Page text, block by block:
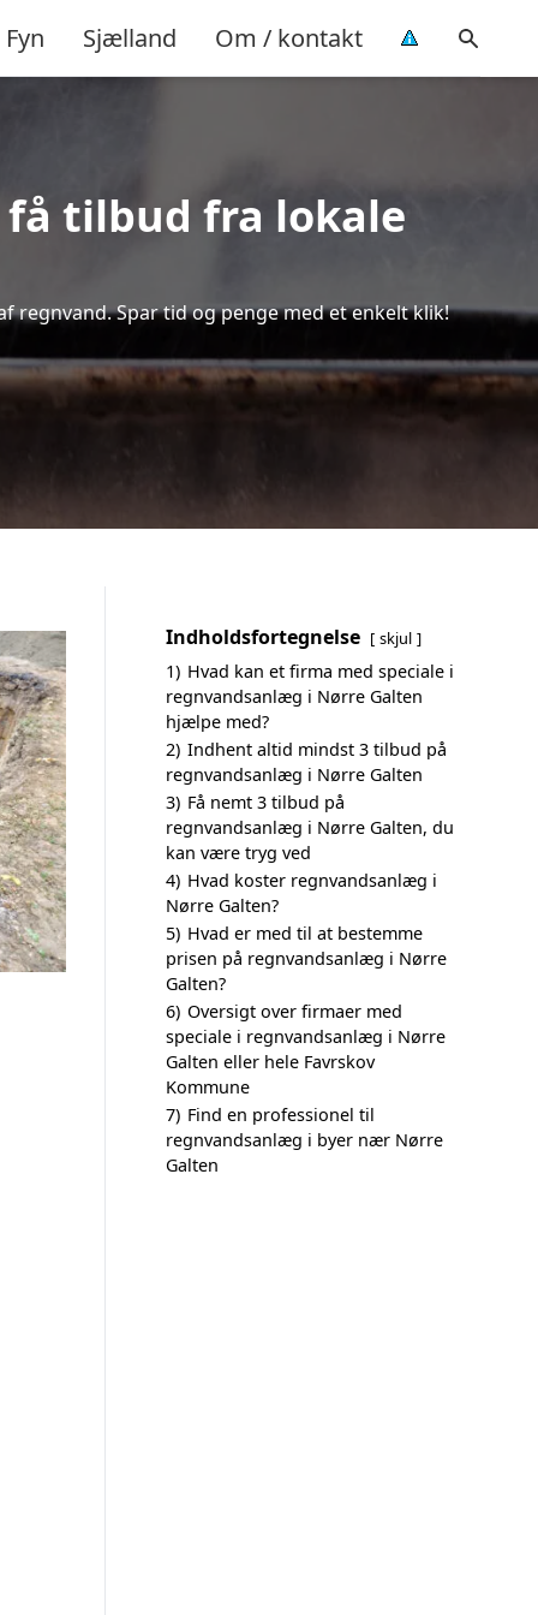
Fyn Sjælland Om / kontakt
tilbud fra lokale
regnvand. Spar tid og penge med et enkelt klik!
Indholdsfortegnelse skjul
1) Hvad kan et firma med speciale i
regnvandsanlæg i Nørre Galten
hjælpe med?
2) Indhent altid mindst 3 tilbud på
regnvandsanlæg i Nørre Galten
3) Få nemt 3 tilbud på
regnvandsanlæg i Nørre Galten, du
kan være tryg ved
4) Hvad koster regnvandsanlæg i
Nørre Galten?
5) Hvad er med til at bestemme
prisen på regnvandsanlæg i Nørre
Galten?
6) Oversigt over firmaer med
speciale i regnvandsanlæg i Nørre
Galten eller hele Favrskov
Kommune
7) Find en professionel til
regnvandsanlæg i byer nær Nørre
Galten